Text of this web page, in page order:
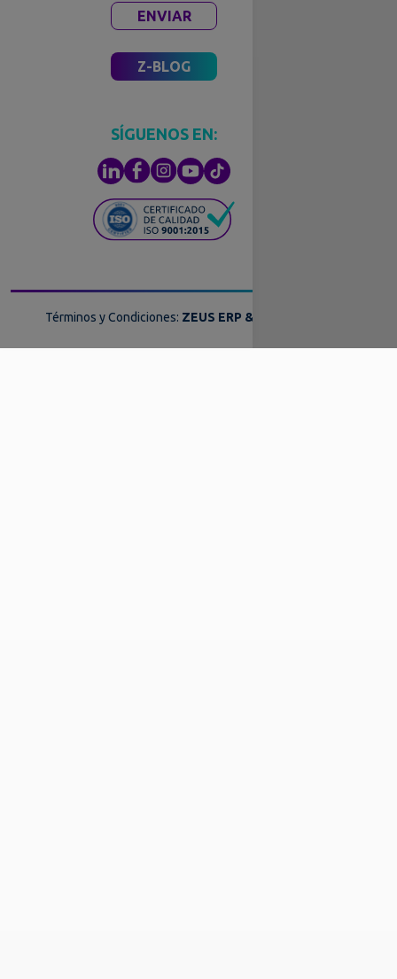
ENVIAR
Z-BLOG
SÍGUENOS EN:
Términos y Condiciones: ZEUS ERP & POS